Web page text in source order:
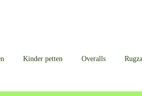
Kinder petten Overalls